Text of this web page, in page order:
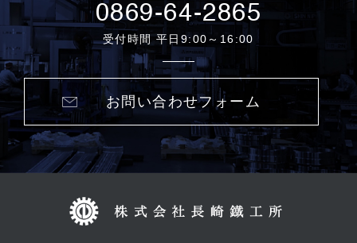
0869-64-2865
受付時間 平日9:00～16:00
お問い合わせフォーム